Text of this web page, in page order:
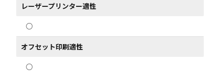
レーザープリンター適性
○
オフセット印刷適性
○